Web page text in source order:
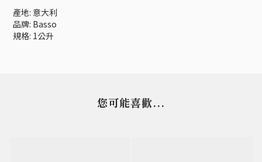
產地: 意大利
品牌: Basso
規格: 1公升
您可能喜歡...